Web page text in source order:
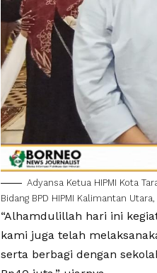
Adyansa Ketua HIPMI Kota
Bidang BPD HIPMI Kalimantan
“Alhamdulillah hari ini
kami juga telah
serta berbagi dengan